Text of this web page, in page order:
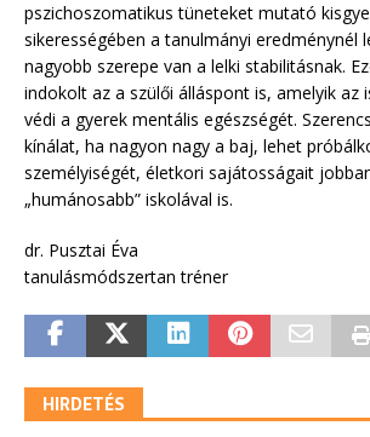
pszichoszomatikus tüneteket mutató
sikerességében a tanulmányi eredménynél
nagyobb szerepe van a lelki stabilitásnak.
indokolt az a szülői álláspont is, amelyik az
védi a gyerek mentális egészségét.
kínálat, ha nagyon nagy a baj, lehet
személyiségét, életkori sajátosságait
„humánosabb” iskolával is.
dr. Pusztai Éva
tanulásmódszertan tréner
HIRDETÉS